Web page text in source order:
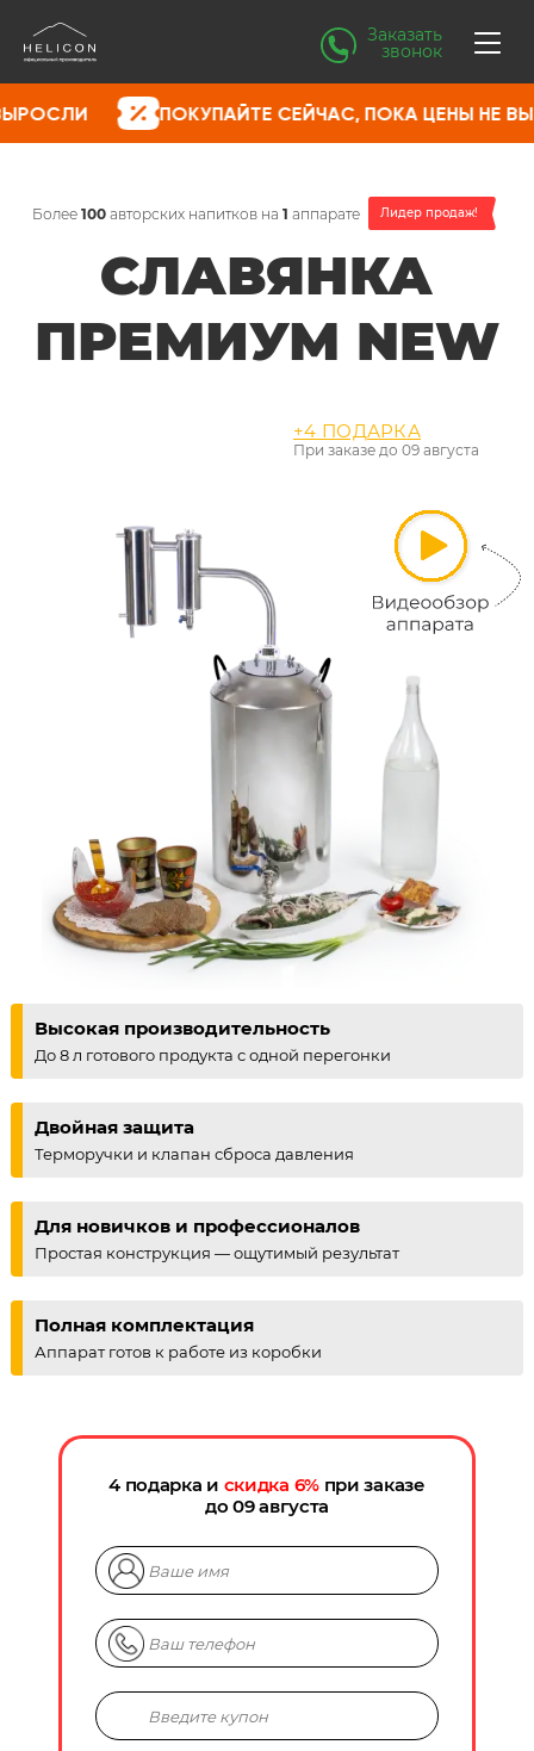
Заказать
звонок
ПОКУПАЙТЕ СЕЙЧАС, ПОКА ЦЕНЫ НЕ ВЫРОСЛИ
СЛАВЯНКА
ПРЕМИУМ NEW
Более 100авторских напитков на 1 аппарате Лидер продаж!
+4 ПОДАРКА
При заказе до09 августа
Высокая производительность
До 8 л готового продукта с одной перегонки
Двойная защита
Терморучки и клапан сброса давления
Для новичков и профессионалов
Простая конструкция — ощутимый результат
Полная комплектация
Аппарат готов к работе из коробки
4 подарка и скидка 6%при заказе